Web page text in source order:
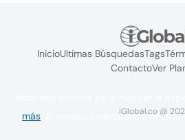
InicioUltimas BúsquedasTags
ContactoVer
iGlobal.co @
más . Si continúa navegando acepta